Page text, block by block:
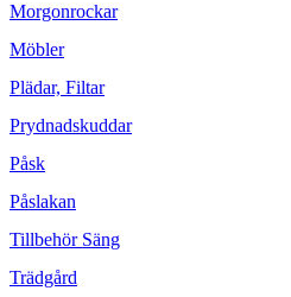
Morgonrockar
Möbler
Plädar, Filtar
Prydnadskuddar
Påsk
Påslakan
Tillbehör Säng
Trädgård